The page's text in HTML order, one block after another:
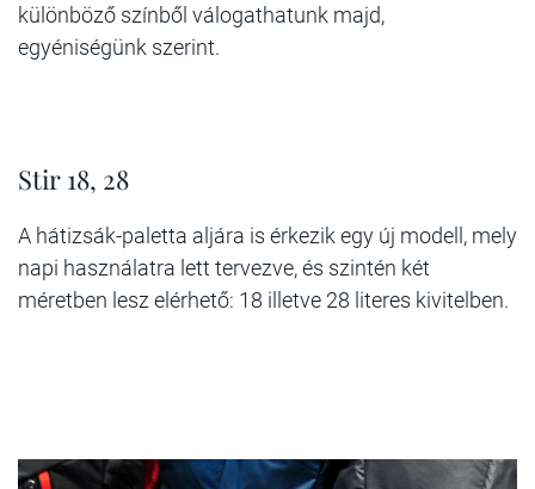
különböző színből válogathatunk majd,
egyéniségünk szerint.
Stir 18, 28
A hátizsák-paletta aljára is érkezik egy új modell, mely
napi használatra lett tervezve, és szintén két
méretben lesz elérhető: 18 illetve 28 literes kivitelben.